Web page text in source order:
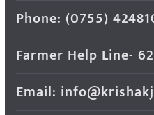
Phone: (0755)
Farmer Help Line-
Email: